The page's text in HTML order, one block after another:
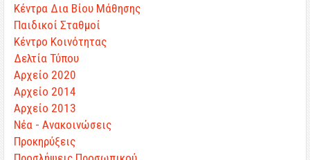
Κέντρα Δια Βίου Μάθησης
Παιδικοί Σταθμοί
Κέντρο Κοινότητας
Δελτία Τύπου
Αρχείο 2020
Αρχείο 2014
Αρχείο 2013
Νέα - Ανακοινώσεις
Προκηρύξεις